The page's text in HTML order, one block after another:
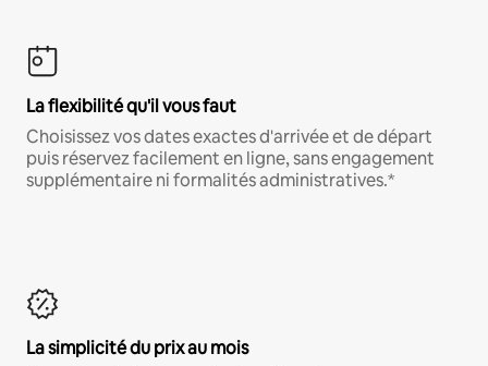
La flexibilité qu'il vous faut
Choisissez vos dates exactes d'arrivée et de départ
puis réservez facilement en ligne, sans engagement
supplémentaire ni formalités administratives.*
La simplicité du prix au mois